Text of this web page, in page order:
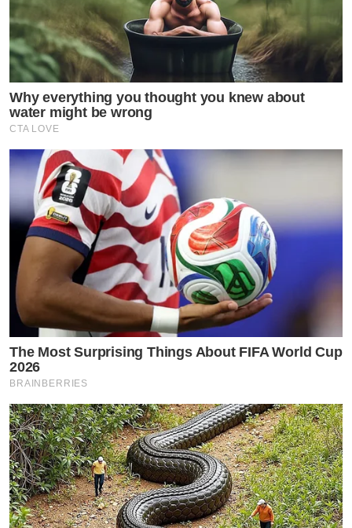
Why everything you thought you knew about
water might be wrong
CTA LOVE
The Most Surprising Things About FIFA World Cup
2026
BRAINBERRIES